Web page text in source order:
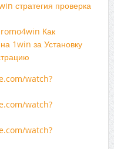
стратегия проверка
Как
1win за Установку
watch?
watch?
watch?